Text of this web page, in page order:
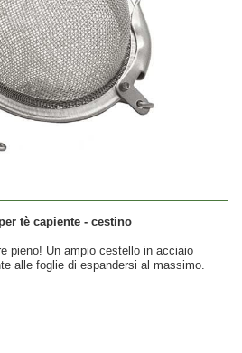
tè capiente - cestino
pieno! Un ampio cestello in acciaio
alle foglie di espandersi al massimo.